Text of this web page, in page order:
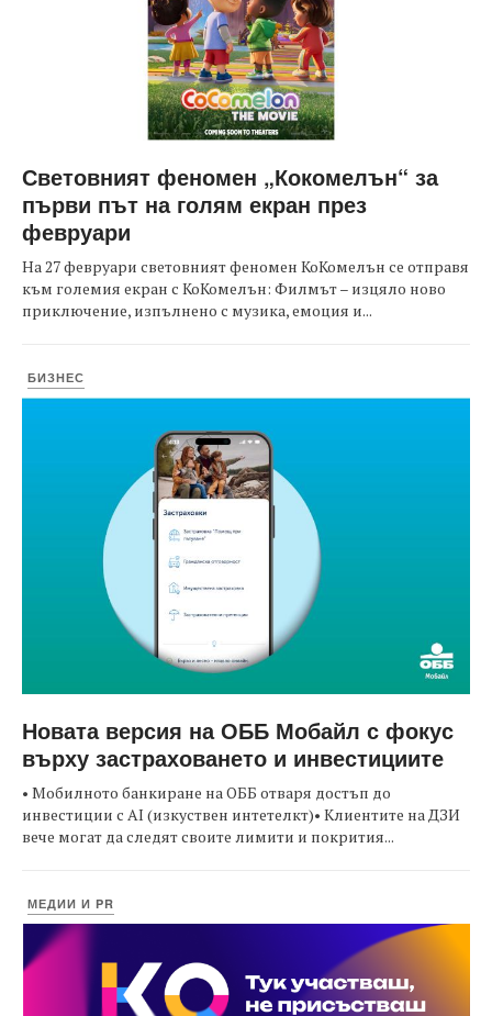
Световният феномен „Кокомелън“ за
първи път на голям екран през
февруари
На 27 февруари световният феномен КоКомелън се отправя
към големия екран с КоКомелън: Филмът – изцяло ново
приключение, изпълнено с музика, емоция и...
БИЗНЕС
Новата версия на ОББ Мобайл с фокус
върху застраховането и инвестициите
• Мобилното банкиране на ОББ отваря достъп до
инвестиции с AI (изкуствен интетелкт)• Клиентите на ДЗИ
вече могат да следят своите лимити и покрития...
МЕДИИ И PR